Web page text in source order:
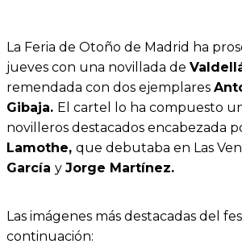
La Feria de Otoño de Madrid ha
jueves con una novillada de
remendada con dos ejemplares
Gibaja. El cartel lo ha compuesto
novilleros destacados encabezada
Lamothe, que debutaba en Las
García y Jorge Martínez.
Las imágenes más destacadas del
continuación: